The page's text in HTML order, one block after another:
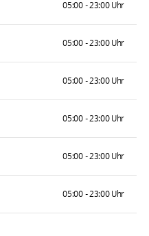
05:00 - 23:00 Uhr
05:00 - 23:00 Uhr
05:00 - 23:00 Uhr
05:00 - 23:00 Uhr
05:00 - 23:00 Uhr
05:00 - 23:00 Uhr